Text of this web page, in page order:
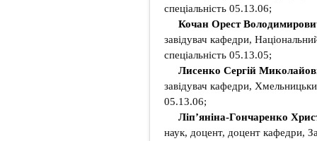
спеціальність 05.13.06;
Кочан Орест
завідувач кафедри,
спеціальність 05.13.05;
Лисенко Сергій
завідувач кафедри,
05.13.06;
Ліп’яніна-Гончаренко
наук, доцент, доцент кафедри,